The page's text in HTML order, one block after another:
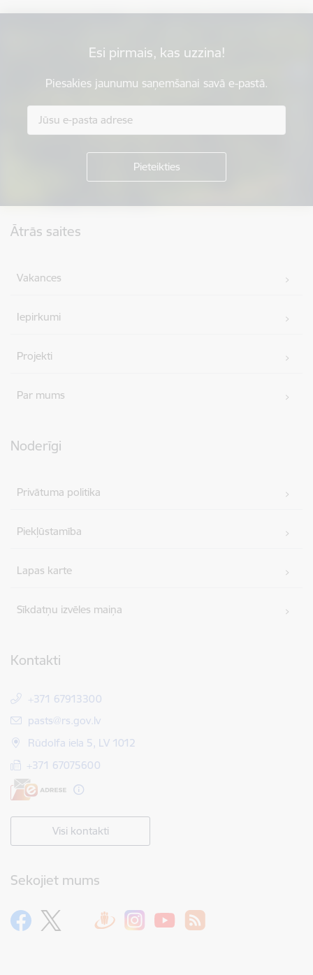
Esi pirmais, kas uzzina!
Piesakies jaunumu saņemšanai savā e-pastā.
Ātrās saites
Vakances
Iepirkumi
Projekti
Par mums
Noderīgi
Privātuma politika
Piekļūstamība
Lapas karte
Sīkdatņu izvēles maiņa
Kontakti
+371 67913300
E-pasts:
pasts@rs.gov.lv
Rūdolfa iela 5, LV 1012
+371 67075600
Visi kontakti
Sekojiet mums